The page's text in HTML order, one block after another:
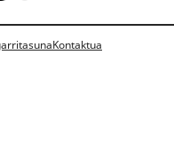
Kontaktua